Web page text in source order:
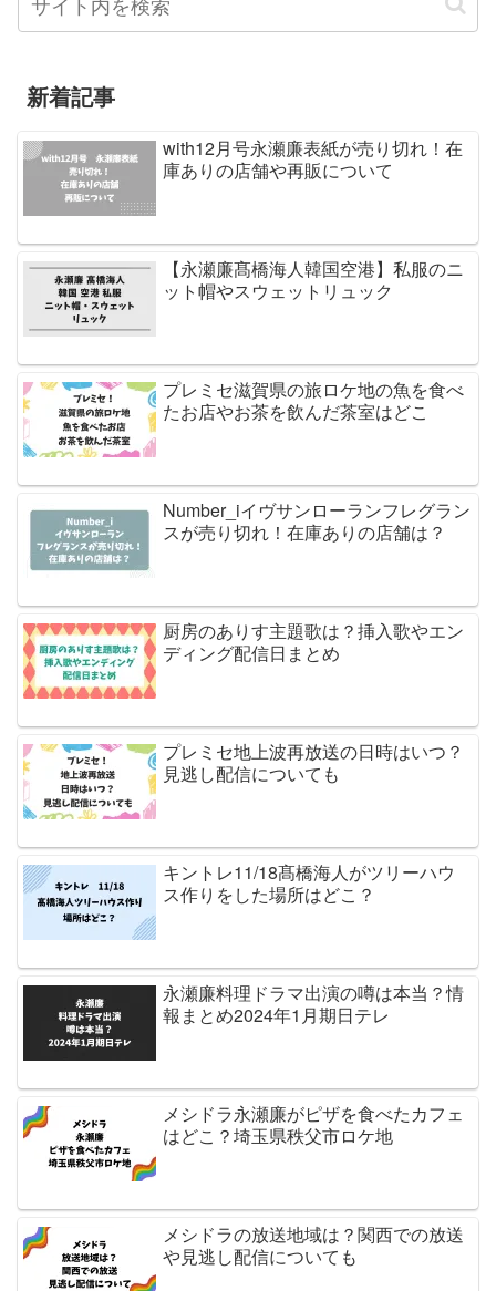
新着記事
with12月号永瀬廉表紙が売り切れ！在
庫ありの店舗や再販について
【永瀬廉髙橋海人韓国空港】私服のニ
ット帽やスウェットリュック
プレミセ滋賀県の旅ロケ地の魚を食べ
たお店やお茶を飲んだ茶室はどこ
Number_iイヴサンローランフレグラン
スが売り切れ！在庫ありの店舗は？
厨房のありす主題歌は？挿入歌やエン
ディング配信日まとめ
プレミセ地上波再放送の日時はいつ？
見逃し配信についても
キントレ11/18髙橋海人がツリーハウ
ス作りをした場所はどこ？
永瀬廉料理ドラマ出演の噂は本当？情
報まとめ2024年1月期日テレ
メシドラ永瀬廉がピザを食べたカフェ
はどこ？埼玉県秩父市ロケ地
メシドラの放送地域は？関西での放送
や見逃し配信についても